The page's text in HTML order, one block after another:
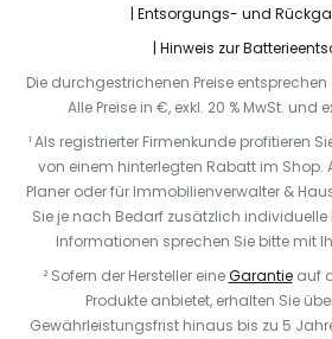
Entsorgungs- und
Hinweis zur
Die durchgestrichenen Preise entsprechen
Alle Preise in €, exkl. 20 % MwSt. und
¹ Als registrierter Firmenkunde profitieren
von einem hinterlegten Rabatt im Shop.
Planer oder für Immobilienverwalter &
Sie je nach Bedarf zusätzlich individuelle
Informationen sprechen Sie bitte mit
² Sofern der Hersteller eineGarantieauf
Produkte anbietet, erhalten Sie
Gewährleistungsfrist hinaus bis zu 5